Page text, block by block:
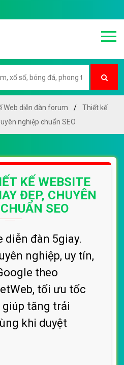
Web diễn đàn forum
Thiết kế
nghiệp chuẩn SEO
KẾ WEBSITE
ĐẸP, CHUYÊN
SEO
diễn đàn 5giay.
nghiệp, uy tín,
theo
tối ưu tốc
tăng trải
khi duyệt